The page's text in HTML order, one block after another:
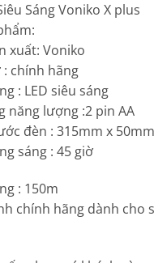
Sáng Voniko X plus
xuất: Voniko
: chính hãng
: LED siêu sáng
năng lượng :2 pin AA
đèn : 315mm x 50mm
sáng : 45 giờ
: 150m
chính hãng dành cho